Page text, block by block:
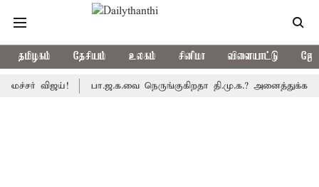
தமிழகம் தேசியம் உலகம் சினிமா விளையாட்டு
விஜய்! பா.ஜ.க.வை நெருங்குகிறதா தி.மு.க.? அனைத்துக்கட்சி